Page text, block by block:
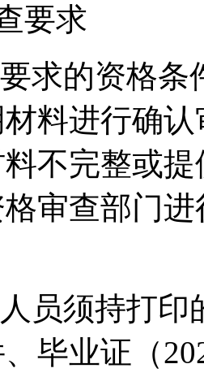
要求
求的资格条
料进行确
不完整或
审查部门
员须持打印
毕业证（